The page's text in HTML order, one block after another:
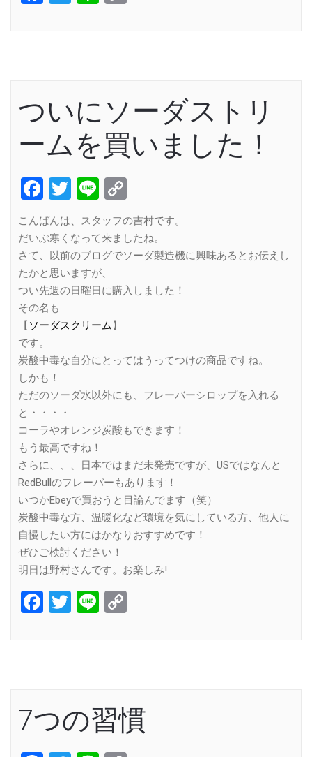
ついにソーダストリ
ームを買いました！
Facebook
Twitter
Line
Link
こんばんは、スタッフの吉村です。
だいぶ寒くなって来ましたね。
さて、以前のブログでソーダ製造機に興味あるとお伝えし
たかと思いますが、
つい先週の日曜日に購入しました！
その名も
【 ソーダスクリーム】
です。
炭酸中毒な自分にとってはうってつけの商品ですね。
しかも！
ただのソーダ水以外にも、フレーバーシロップを入れる
と・・・・
コーラやオレンジ炭酸もできます！
もう最高ですね！
さらに、、、日本ではまだ未発売ですが、USではなんと
RedBullのフレーバーもあります！
いつかEbeyで買おうと目論んでます（笑）
炭酸中毒な方、温暖化など環境を気にしている方、他人に
自慢したい方にはかなりおすすめです！
ぜひご検討ください！
明日は野村さんです。お楽しみ!
Facebook
Twitter
Line
7つの習慣